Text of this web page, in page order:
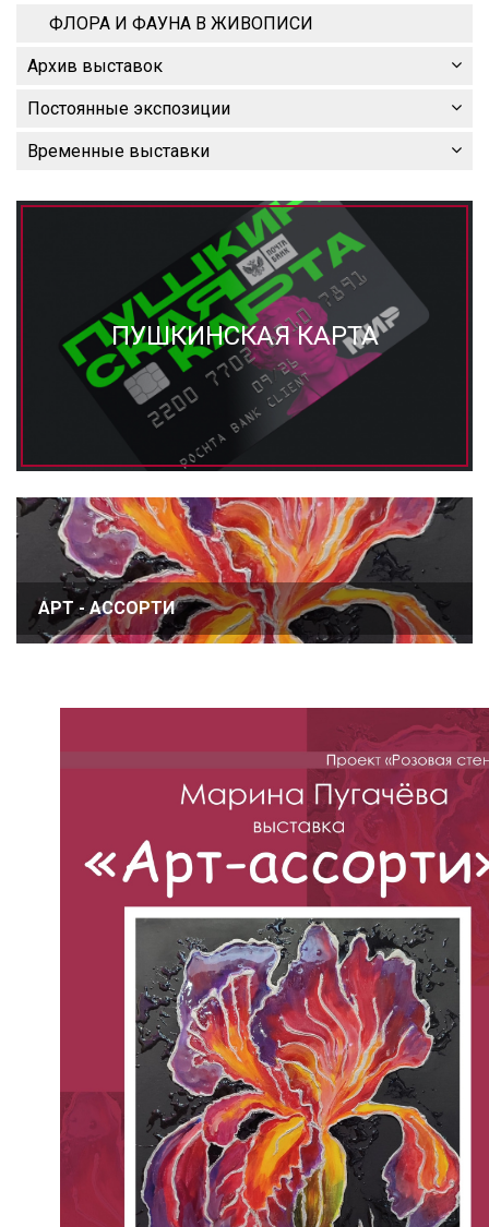
ФЛОРА И ФАУНА В ЖИВОПИСИ
Архив выставок
Постоянные экспозиции
Временные выставки
ПУШКИНСКАЯ КАРТА
АРТ - АССОРТИ